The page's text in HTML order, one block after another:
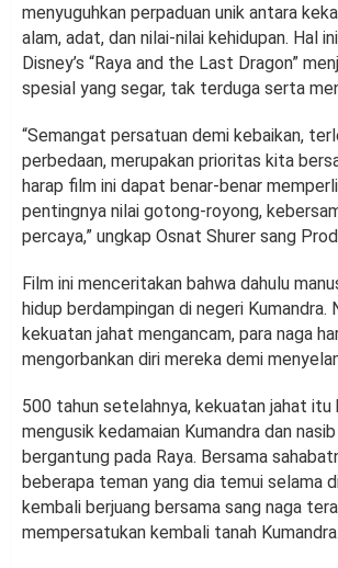
menyuguhkan perpaduan unik antara
alam, adat, dan nilai-nilai kehidupan. Hal
Disney’s “Raya and the Last Dragon”
spesial yang segar, tak terduga serta
“Semangat persatuan demi kebaikan,
perbedaan, merupakan prioritas kita
harap film ini dapat benar-benar
pentingnya nilai gotong-royong,
percaya,” ungkap Osnat Shurer sang
Film ini menceritakan bahwa dahulu
hidup berdampingan di negeri Kumandra.
kekuatan jahat mengancam, para naga
mengorbankan diri mereka demi
500 tahun setelahnya, kekuatan jahat itu
mengusik kedamaian Kumandra dan
bergantung pada Raya. Bersama
beberapa teman yang dia temui selama
kembali berjuang bersama sang naga
mempersatukan kembali tanah Kumandra.